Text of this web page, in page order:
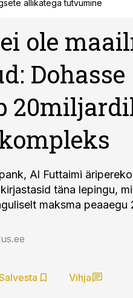
allikatega tutvumine
ole
Dohasse
Al Futtaimi
täna lepingu,
maksma
Vihja